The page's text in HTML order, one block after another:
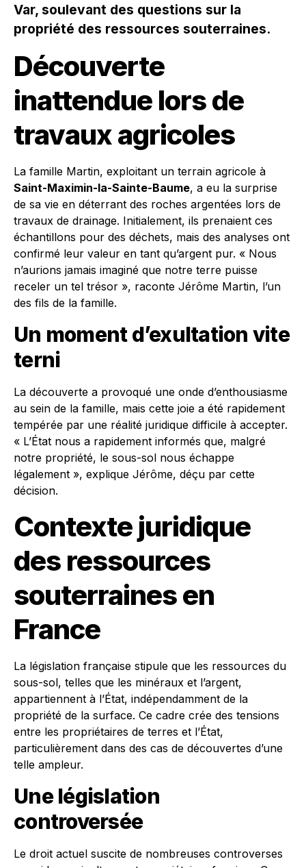
Var, soulevant des questions sur la
propriété des ressources souterraines.
Découverte
inattendue lors de
travaux agricoles
La famille Martin, exploitant un terrain agricole à
Saint-Maximin-la-Sainte-Baume, a eu la surprise
de sa vie en déterrant des roches argentées lors de
travaux de drainage. Initialement, ils prenaient ces
échantillons pour des déchets, mais des analyses ont
confirmé leur valeur en tant qu’argent pur. « Nous
n’aurions jamais imaginé que notre terre puisse
receler un tel trésor », raconte Jérôme Martin, l’un
des fils de la famille.
Un moment d’exultation vite
terni
La découverte a provoqué une onde d’enthousiasme
au sein de la famille, mais cette joie a été rapidement
tempérée par une réalité juridique difficile à accepter.
« L’État nous a rapidement informés que, malgré
notre propriété, le sous-sol nous échappe
légalement », explique Jérôme, déçu par cette
décision.
Contexte juridique
des ressources
souterraines en
France
La législation française stipule que les ressources du
sous-sol, telles que les minéraux et l’argent,
appartiennent à l’État, indépendamment de la
propriété de la surface. Ce cadre crée des tensions
entre les propriétaires de terres et l’État,
particulièrement dans des cas de découvertes d’une
telle ampleur.
Une législation
controversée
Le droit actuel suscite de nombreuses controverses